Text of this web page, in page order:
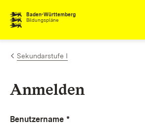
Zum Inhalt springen
Baden-Württemberg
Bildungspläne
Sekundarstufe I
Anmelden
Benutzername *